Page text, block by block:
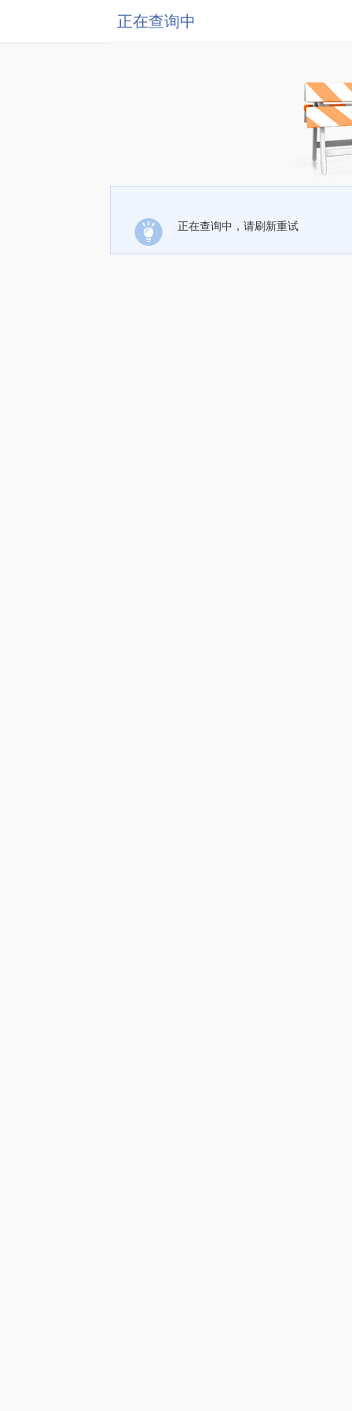
正在查询中
正在查询中，请刷新重试